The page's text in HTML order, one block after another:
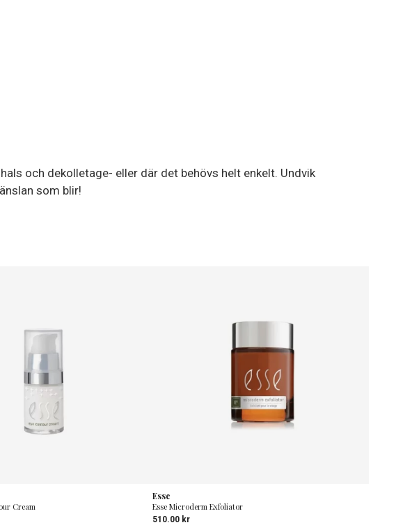
och dekolletage- eller där det behövs helt enkelt. Undvik
som blir!
Cream
Esse
Esse Microderm Exfoliator
510.00 kr